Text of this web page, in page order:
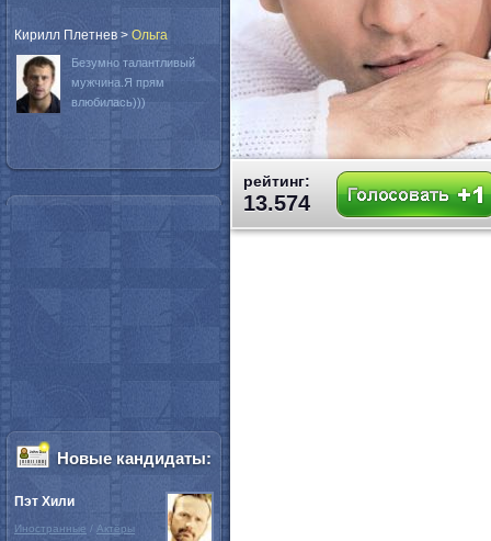
рейтинг:
13.574
Кирилл Плетнев > Oльга
Безумно талантливый
мужчина.Я прям
влюбилась)))
Новые кандидаты:
Пэт Хили
Иностранные / Актёры